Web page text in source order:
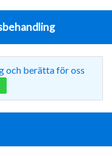
och berätta för oss